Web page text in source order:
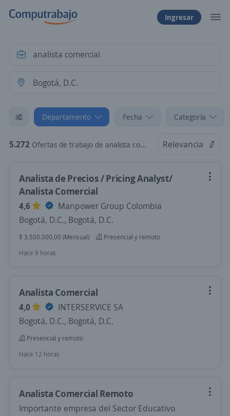
Ingresar
Departamento Fecha Categoría
5.272 Ofertas de trabajo de analista comercial en Bogotá, D.C. Relevancia
Analista de Precios / Pricing Analyst/
Analista Comercial
4,6
Manpower Group Colombia
Bogotá, D.C., Bogotá, D.C.
$ 3.500.000,00 (Mensual)
Presencial y remoto
Hace 9 horas
Analista Comercial
4,0
INTERSERVICE SA
Bogotá, D.C., Bogotá, D.C.
Presencial y remoto
Hace 12 horas
Analista Comercial Remoto
Importante empresa del Sector Educativo